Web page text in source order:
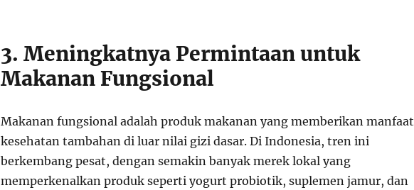
3. Meningkatnya Permintaan untuk
Makanan Fungsional
Makanan fungsional adalah produk makanan yang memberikan manfaat
kesehatan tambahan di luar nilai gizi dasar. Di Indonesia, tren ini
berkembang pesat, dengan semakin banyak merek lokal yang
memperkenalkan produk seperti yogurt probiotik, suplemen jamur, dan